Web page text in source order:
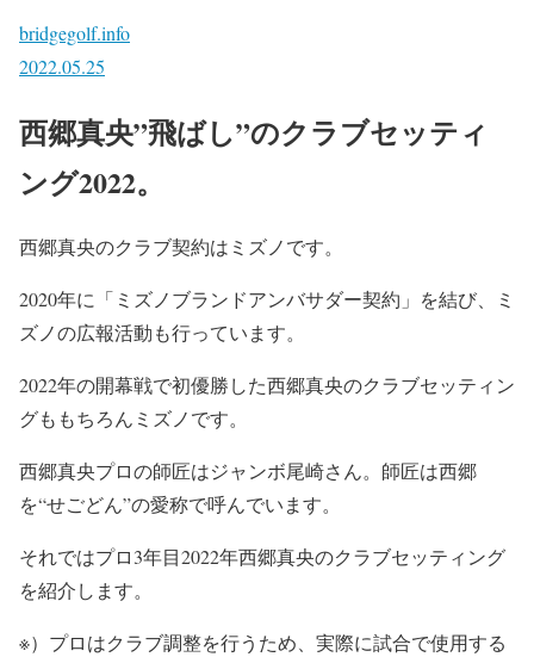
bridgegolf.info
2022.05.25
西郷真央”飛ばし”のクラブセッティ
ング2022。
西郷真央のクラブ契約はミズノです。
2020年に「ミズノブランドアンバサダー契約」を結び、ミ
ズノの広報活動も行っています。
2022年の開幕戦で初優勝した西郷真央のクラブセッティン
グももちろんミズノです。
西郷真央プロの師匠はジャンボ尾崎さん。師匠は西郷
を“せごどん”の愛称で呼んでいます。
それではプロ3年目2022年西郷真央のクラブセッティング
を紹介します。
※）プロはクラブ調整を行うため、実際に試合で使用する